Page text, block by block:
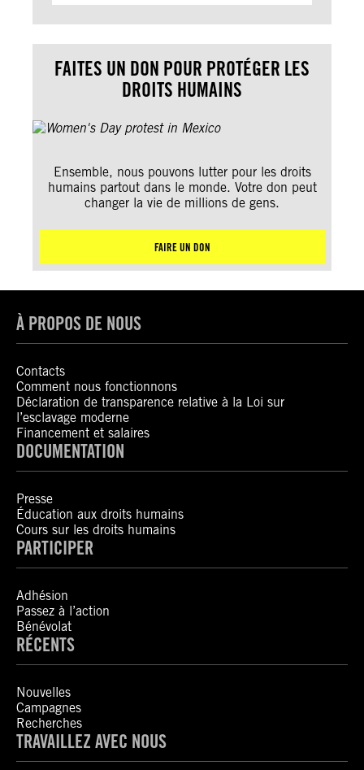
FAITES UN DON POUR PROTÉGER LES
DROITS HUMAINS
Ensemble, nous pouvons lutter pour les droits
humains partout dans le monde. Votre don peut
changer la vie de millions de gens.
FAIRE UN DON
À PROPOS DE NOUS
Contacts
Comment nous fonctionnons
Déclaration de transparence relative à la Loi sur
l’esclavage moderne
Financement et salaires
DOCUMENTATION
Presse
Éducation aux droits humains
Cours sur les droits humains
PARTICIPER
Adhésion
Passez à l’action
Bénévolat
RÉCENTS
Nouvelles
Campagnes
Recherches
TRAVAILLEZ AVEC NOUS